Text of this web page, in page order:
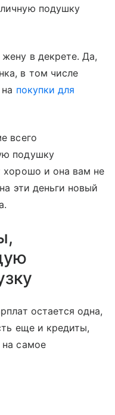
подушку
в декрете. Да,
в том числе
покупки для
всего
подушку
хорошо и она вам не
эти деньги новый
остается одна,
еще и кредиты,
на самое